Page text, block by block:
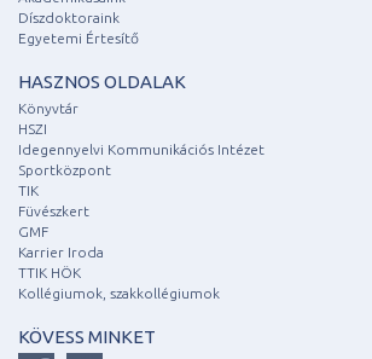
Díszdoktoraink
Egyetemi Értesítő
HASZNOS OLDALAK
Könyvtár
HSZI
Idegennyelvi Kommunikációs Intézet
Sportközpont
TIK
Füvészkert
GMF
Karrier Iroda
TTIK HÖK
Kollégiumok, szakkollégiumok
KÖVESS MINKET